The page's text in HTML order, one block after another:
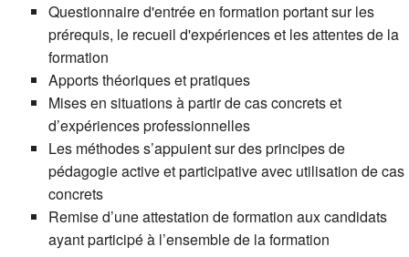
Questionnaire d'entrée en formation portant sur les
prérequis, le recueil d'expériences et les attentes de la
formation
Apports théoriques et pratiques
Mises en situations à partir de cas concrets et
d’expériences professionnelles
Les méthodes s’appuient sur des principes de
pédagogie active et participative avec utilisation de cas
concrets
Remise d’une attestation de formation aux candidats
ayant participé à l’ensemble de la formation